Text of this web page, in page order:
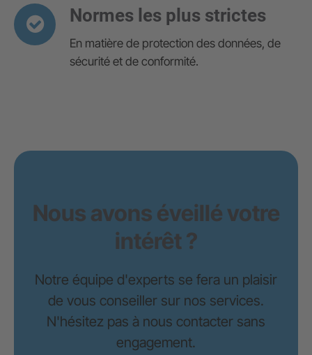
Normes les plus strictes
En matière de protection des données, de
sécurité et de conformité.
Nous avons éveillé votre
intérêt ?
Notre équipe d'experts se fera un plaisir
de vous conseiller sur nos services.
N'hésitez pas à nous contacter sans
engagement.
G+D Netcetera
Zypressenstrasse 71
8004 Zürich
+41 44 297 57 37